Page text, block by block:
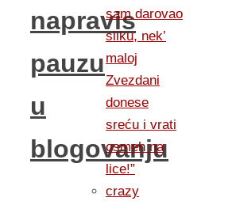
napravis
pauzu
u
blogovanju
sam darovao
sliku, nek’
maloj
Zvezdani
donese
sreću i vrati
osmeh na
lice!”
crazy